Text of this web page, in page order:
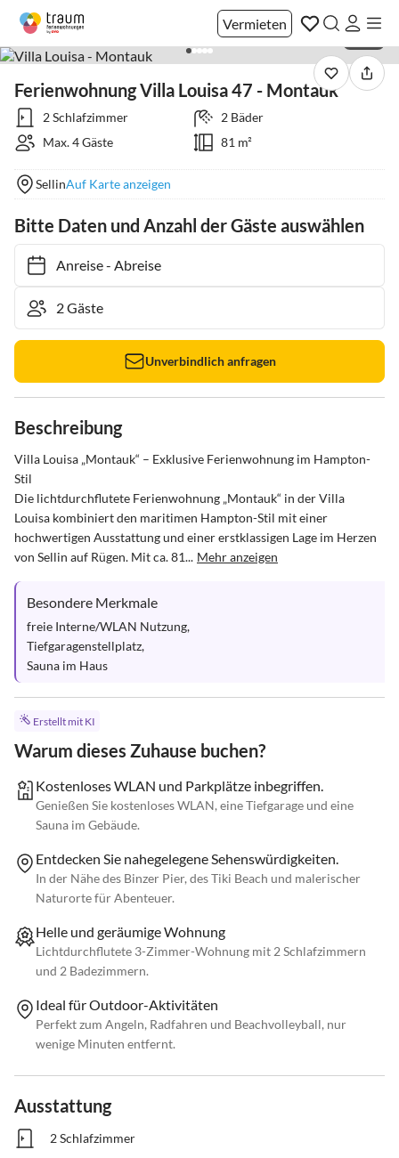
Vermieten
Ferienwohnung Villa Louisa 47 - Montauk
2 Schlafzimmer
2 Bäder
Max. 4 Gäste
81 m²
SellinAuf Karte anzeigen
Bitte Daten und Anzahl der Gäste auswählen
Anreise- Abreise
Unverbindlich anfragen
Beschreibung
Villa Louisa „Montauk“ – Exklusive Ferienwohnung im Hampton-
Stil
Die lichtdurchflutete Ferienwohnung „Montauk“ in der Villa
Louisa kombiniert den maritimen Hampton-Stil mit einer
hochwertigen Ausstattung und einer erstklassigen Lage im Herzen
von Sellin auf Rügen. Mit ca. 81... Mehr anzeigen
Besondere Merkmale
freie Interne/WLAN Nutzung,
Tiefgaragenstellplatz,
Sauna im Haus
Erstellt mit KI
Warum dieses Zuhause buchen?
Kostenloses WLAN und Parkplätze inbegriffen.
Genießen Sie kostenloses WLAN, eine Tiefgarage und eine
Sauna im Gebäude.
Entdecken Sie nahegelegene Sehenswürdigkeiten.
In der Nähe des Binzer Pier, des Tiki Beach und malerischer
Naturorte für Abenteuer.
Helle und geräumige Wohnung
Lichtdurchflutete 3-Zimmer-Wohnung mit 2 Schlafzimmern
und 2 Badezimmern.
Ideal für Outdoor-Aktivitäten
Perfekt zum Angeln, Radfahren und Beachvolleyball, nur
wenige Minuten entfernt.
Ausstattung
2 Schlafzimmer